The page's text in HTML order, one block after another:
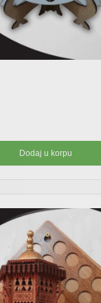
Dodaj u korpu